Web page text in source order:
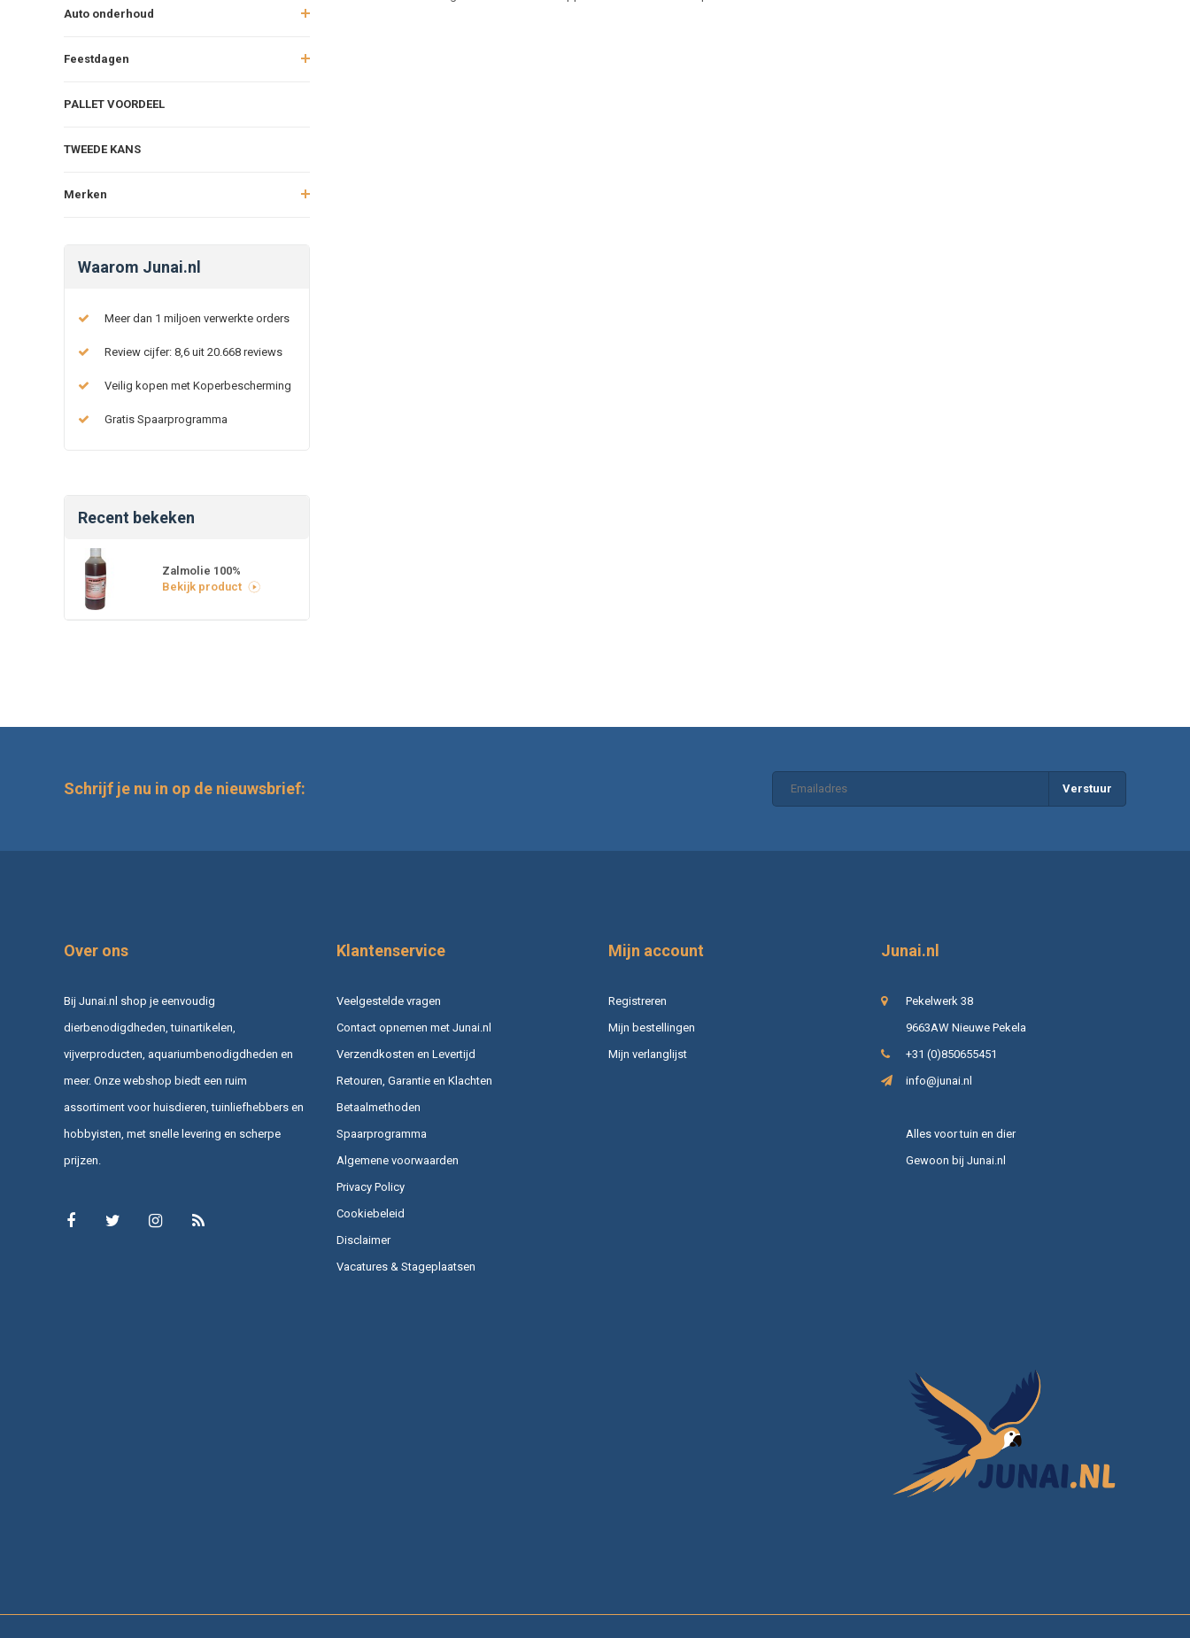
Auto onderhoud
Feestdagen
PALLET VOORDEEL
TWEEDE KANS
Merken
Waarom Junai.nl
Meer dan 1 miljoen verwerkte orders
Review cijfer: 8,6 uit 20.668 reviews
Veilig kopen met Koperbescherming
Gratis Spaarprogramma
Recent bekeken
Zalmolie 100%
Bekijk product
Schrijf je nu in op de nieuwsbrief: Verstuur
Over ons
Bij Junai.nl shop je eenvoudig
dierbenodigdheden, tuinartikelen,
vijverproducten, aquariumbenodigdheden en
meer. Onze webshop biedt een ruim
assortiment voor huisdieren, tuinliefhebbers en
hobbyisten, met snelle levering en scherpe
prijzen.
Klantenservice
Veelgestelde vragen
Contact opnemen met Junai.nl
Verzendkosten en Levertijd
Retouren, Garantie en Klachten
Betaalmethoden
Spaarprogramma
Algemene voorwaarden
Privacy Policy
Cookiebeleid
Disclaimer
Vacatures & Stageplaatsen
Mijn account
Registreren
Mijn bestellingen
Mijn verlanglijst
Junai.nl
Pekelwerk 38
9663AW Nieuwe Pekela
+31 (0)850655451
info@junai.nl
Alles voor tuin en dier
Gewoon bij Junai.nl